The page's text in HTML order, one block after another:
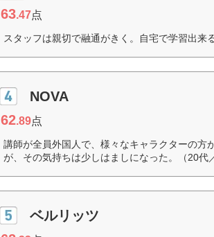
63.47点
スタッフは親切で融通がきく。自宅で学習出来
NOVA
62.89点
講師が全員外国人で、様々なキャラクターの方
が、その気持ちは少しはましになった。（20代
ベルリッツ